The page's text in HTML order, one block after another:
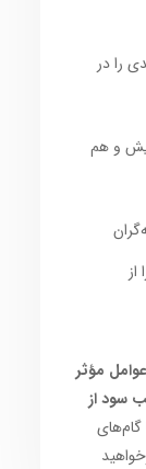
را در
و هم
عوامل مؤثر
سود از